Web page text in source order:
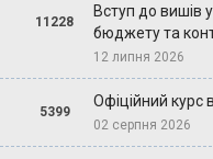
11228
Вступ до вишів
бюджету та
12 липня 2026
5399
Офіційний курс
02 серпня 2026